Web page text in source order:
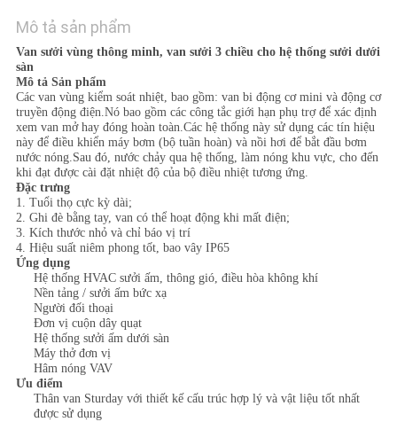
SƠ
ĐỒ
TRANG
WEB
PRIVACY
POLICY
Mô tả sản phẩm
Van sưởi vùng thông minh, van sưởi 3 chiều cho hệ thống sưởi dưới
sàn
Mô tả Sản phẩm
Các van vùng kiểm soát nhiệt, bao gồm: van bi động cơ mini và động cơ
truyền động điện.Nó bao gồm các công tắc giới hạn phụ trợ để xác định
xem van mở hay đóng hoàn toàn.Các hệ thống này sử dụng các tín hiệu
này để điều khiển máy bơm (bộ tuần hoàn) và nồi hơi để bắt đầu bơm
nước nóng.Sau đó, nước chảy qua hệ thống, làm nóng khu vực, cho đến
khi đạt được cài đặt nhiệt độ của bộ điều nhiệt tương ứng.
Đặc trưng
1. Tuổi thọ cực kỳ dài;
2. Ghi đè bằng tay, van có thể hoạt động khi mất điện;
3. Kích thước nhỏ và chỉ báo vị trí
4. Hiệu suất niêm phong tốt, bao vây IP65
Ứng dụng
Hệ thống HVAC sưởi ấm, thông gió, điều hòa không khí
Nền tảng / sưởi ấm bức xạ
Người đối thoại
Đơn vị cuộn dây quạt
Hệ thống sưởi ấm dưới sàn
Máy thở đơn vị
Hâm nóng VAV
Ưu điểm
Thân van Sturday với thiết kế cấu trúc hợp lý và vật liệu tốt nhất
được sử dụng